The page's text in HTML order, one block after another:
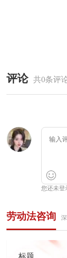
评论 共0条评
您还未登
劳动法咨询
标题